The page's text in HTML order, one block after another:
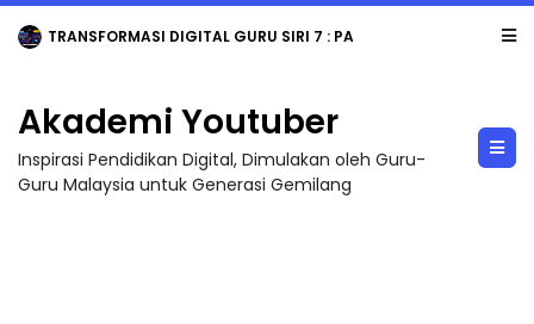
TRANSFORMASI DIGITAL GURU SIRI 7 : PAHLAWAN DIGITAL PENYELAMAT DUNIA
Akademi Youtuber
Inspirasi Pendidikan Digital, Dimulakan oleh Guru-
Guru Malaysia untuk Generasi Gemilang